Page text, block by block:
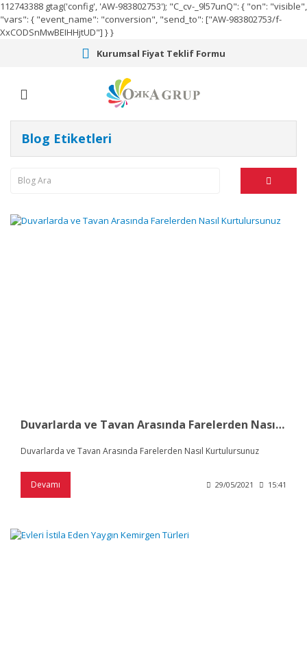
112743388 gtag('config', 'AW-983802753'); "C_cv-_9l57unQ": { "on": "visible",
"vars": { "event_name": "conversion", "send_to": ["AW-983802753/f-
XxCODSnMwBEIHHjtUD"] } }
Kurumsal Fiyat Teklif Formu
Blog Etiketleri
Duvarlarda ve Tavan Arasında Farelerden Nasıl Kurtulursunuz
Duvarlarda ve Tavan Arasında Farelerden Nasıl Kurtulursunuz
Devamı 29/05/2021 15:41